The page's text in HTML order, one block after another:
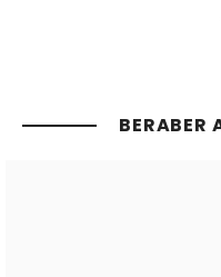
BERABER